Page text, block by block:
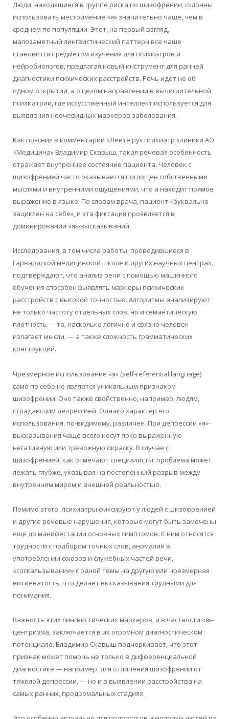
Люди, находящиеся в группе риска по шизофрении, склонны
использовать местоимение «я» значительно чаще, чем в
среднем по популяции. Этот, на первый взгляд,
малозаметный лингвистический паттерн все чаще
становится предметом изучения для психиатров и
нейробиологов, предлагая новый инструмент для ранней
диагностики психических расстройств. Речь идет не об
одном открытии, а о целом направлении в вычислительной
психиатрии, где искусственный интеллект используется для
выявления неочевидных маркеров заболевания.
Как пояснил в комментарии «Ленте.ру» психиатр клиники АО
«Медицина» Владимир Скавыш, такая речевая особенность
отражает внутреннее состояние пациента. Человек с
шизофренией часто оказывается поглощен собственными
мыслями и внутренними ощущениями, что и находит прямое
выражение в языке. По словам врача, пациент «буквально
зациклен на себе», и эта фиксация проявляется в
доминировании «я»-высказываний.
Исследования, в том числе работы, проводившиеся в
Гарвардской медицинской школе и других научных центрах,
подтверждают, что анализ речи с помощью машинного
обучения способен выявлять маркеры психических
расстройств с высокой точностью. Алгоритмы анализируют
не только частоту отдельных слов, но и семантическую
плотность — то, насколько логично и связно человек
излагает мысли, — а также сложность грамматических
конструкций.
Чрезмерное использование «я» (self-referential language)
само по себе не является уникальным признаком
шизофрении. Оно также свойственно, например, людям,
страдающим депрессией. Однако характер его
использования, по-видимому, различен. При депрессии «я»-
высказывания чаще всего несут ярко выраженную
негативную или тревожную окраску. В случае с
шизофренией, как отмечают специалисты, проблема может
лежать глубже, указывая на постепенный разрыв между
внутренним миром и внешней реальностью.
Помимо этого, психиатры фиксируют у людей с шизофренией
и другие речевые нарушения, которые могут быть замечены
еще до манифестации основных симптомов. К ним относятся
трудности с подбором точных слов, аномалии в
употреблении союзов и служебных частей речи,
«соскальзывание» с одной темы на другую или чрезмерная
витиеватость, что делает высказывания трудными для
понимания.
Важность этих лингвистических маркеров, и в частности «я»-
центризма, заключается в их огромном диагностическом
потенциале. Владимир Скавыш подчеркивает, что этот
признак может помочь не только в дифференциальной
диагностике — например, для отличения шизофрении от
тяжелой депрессии, — но и в выявлении расстройства на
самых ранних, продромальных стадиях.